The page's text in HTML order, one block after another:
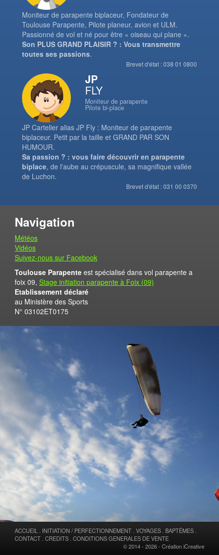
Moniteur de parapente biplaceur, Fondateur de
Toulouse Parapente, Pilote planeur, avion et ULM.
Passionné de vol et né pour être « oiseau qui plane ».
Son PLUS GRAND PLAISIR ? : Vous transmettre
toutes ses passions.
Brevet d'état : 038 01 0800
JP
FLY
Moniteur de parapente
Pilote bi-place
JP Cartelier alias JP Fly : Moniteur de parapente
biplaceur. Petit par la taille et GRAND PAR SON
HUMOUR.
Sa passion ? : vous faire découvrir en parapente
biplace, de l'aube au crépuscule, sa magnifique vallée
de Luchon.
Brevet d'état : 031 00 0370
Navigation
Météos
Vidéos
Suivez-nous sur Facebook
Toulouse Parapente est spécialisé dans vol parapente a
foix 09, Stage initiation parapente à Foix (09)
Etablissement déclaré
au Ministère des Sports
N° 03102ET0175
ACCUEIL INITIATION / PERFECTIONNEMENT VOYAGES BAPTÊMES
CONTACT CREDITS CONDITIONS GENERALES DE VENTE
© 2014 - 2026 - Création iCreative